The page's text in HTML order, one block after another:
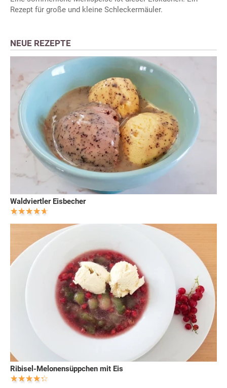
Rezept für große und kleine Schleckermäuler.
NEUE REZEPTE
Waldviertler Eisbecher
Ribisel-Melonensüppchen mit Eis